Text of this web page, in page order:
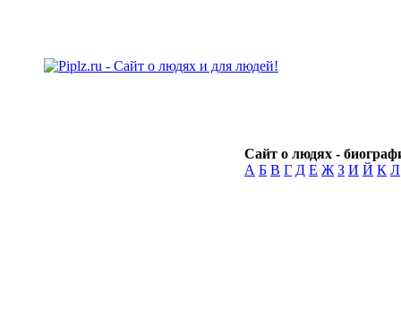
Сайт о людях -
А Б В Г Д Е Ж З И Й К Л